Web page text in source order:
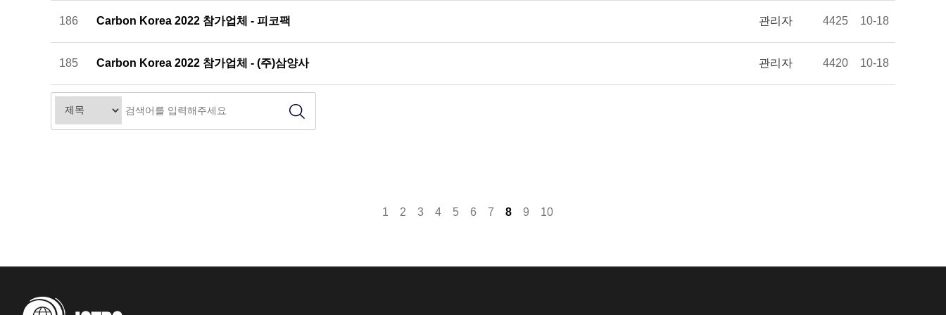
186 Carbon Korea 2022 참가업체 - 피코팩 관리자 4425 10-18
185 Carbon Korea 2022 참가업체 - (주)삼양사 관리자 4420 10-18
1 2 3 4 5 6 7 8 9 10